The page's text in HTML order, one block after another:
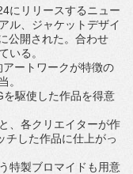
にリリースするニュー
ル、ジャケットデザイ
公開された。合わせ
いる。
ートワークが特徴の
。
駆使した作品を得意
、各クリエイターが作
チした作品に仕上がっ
特製ブロマイドも用意